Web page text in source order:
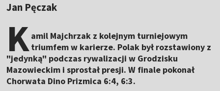
Jan Pęczak
Kamil Majchrzak z kolejnym turniejowym
triumfem w karierze. Polak był rozstawiony z
"jedynką" podczas rywalizacji w Grodzisku
Mazowieckim i sprostał presji. W finale pokonał
Chorwata Dino Prizmica 6:4, 6:3.